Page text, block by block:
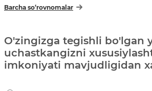
Barcha so‘rovnomalar
O'zingizga tegishli bo'lgan
uchastkangizni
imkoniyati mavjudligidan